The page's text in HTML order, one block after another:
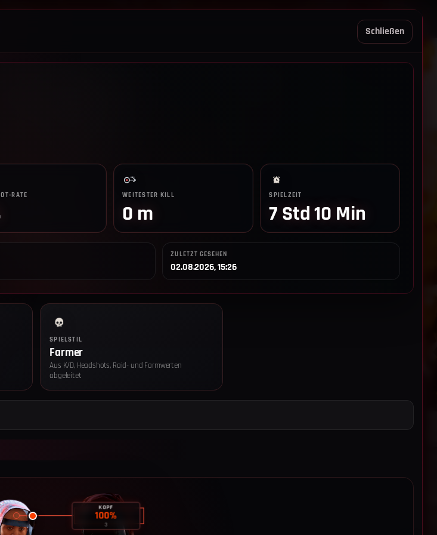
Schließen
RATE
WEITESTER KILL
0 m
SPIELZEIT
7 Std 10 Min
ZULETZT GESEHEN
02.08.2026, 15:26
SPIELSTIL
Farmer
Aus K/D, Headshots, Raid- und Farmwerten
abgeleitet
KOPF
100%
3
Datenschutz-Einstellungen
Geräteart, aufgerufenen Pfad und Referrer. Die Daten bleiben auf unserem
gelöscht. Rechtsgrundlage: Art. 6 Abs. 1 lit. a DSGVO, § 25 Abs. 1 TTDSG.
widerrufen. Details findest du in der